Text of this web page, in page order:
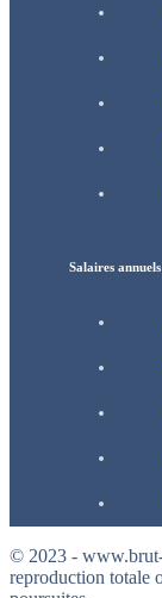
Salaires annuels
© 2023 - www.brut-
reproduction totale